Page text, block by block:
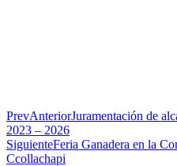
PrevAnteriorJuramentación de
2023 – 2026
SiguienteFeria Ganadera en la
Ccollachapi